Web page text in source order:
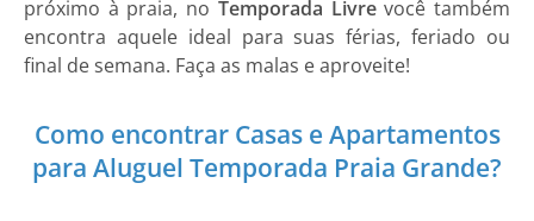
próximo à praia, no Temporada Livrevocê também
encontra aquele ideal para suas férias, feriado ou
final de semana. Faça as malas e aproveite!
Como encontrar Casas e Apartamentos
para Aluguel Temporada Praia Grande?